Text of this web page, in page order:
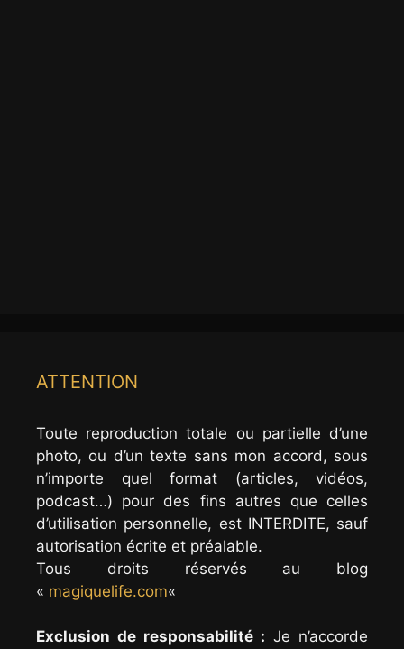
ATTENTION
Toute reproduction totale ou partielle d’une
photo, ou d’un texte sans mon accord, sous
n’importe quel format (articles, vidéos,
podcast…) pour des fins autres que celles
d’utilisation personnelle, est INTERDITE, sauf
autorisation écrite et préalable.
Tous droits réservés au blog
« magiquelife.com«
Exclusion de responsabilité : Je n’accorde